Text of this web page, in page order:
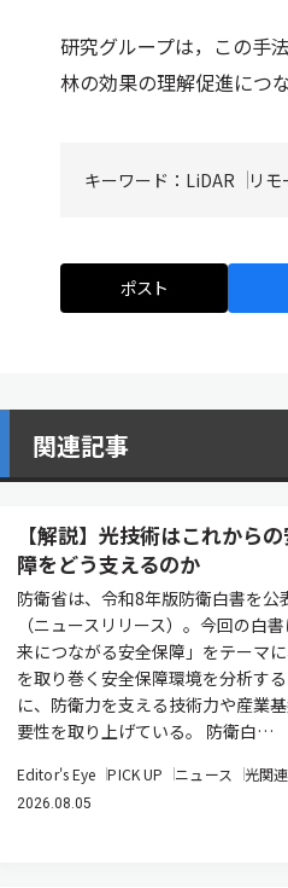
研究グループは，この手
林の効果の理解促進につ
キーワード： LiDAR リ
ポスト
関連記事
【解説】光技術はこれから
障をどう支えるのか
防衛省は、令和8年版防衛白書を公
（ニュースリリース）。今回の白
来につながる安全保障」をテーマ
を取り巻く安全保障環境を分析す
に、防衛力を支える技術力や産業
要性を取り上げている。 防衛白…
Editor's Eye PICK UP ニュース 光関
2026.08.05